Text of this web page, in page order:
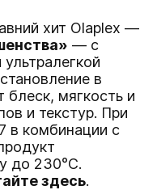
хит Olaplex —
— с
в
блеск, мягкость и
и текстур. При
в комбинации с
до 230°C.
здесь.